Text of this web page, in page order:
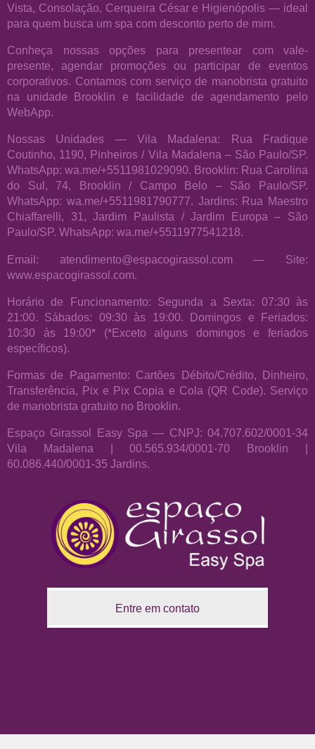
Vista, Consolação, Cerqueira César e Higienópolis — ideal
para quem busca um spa com desconto perto de mim.
Conheça nossas opções para presentear com vale-
presente, agendar promoções ou participar de eventos
corporativos. Contamos com serviço de manobrista gratuito
na unidade Brooklin e facilidade de agendamento pelo
WebApp.
Nossas Unidades — Vila Madalena: Rua Fradique
Coutinho, 1190, Pinheiros / Vila Madalena – São Paulo/SP.
WhatsApp: wa.me/+5511981029090. Brooklin: Rua Carolina
do Sul, 74, Brooklin / Campo Belo – São Paulo/SP.
WhatsApp: wa.me/+5511981790777. Jardins: Rua Maestro
Chiaffarelli, 31, Jardim Paulista / Jardim Europa – São
Paulo/SP. WhatsApp: wa.me/+5511977541218.
Email: atendimento@espacogirassol.com — Site:
www.espacogirassol.com.
Horário de Funcionamento: Segunda a Sexta: 07:30 às
21:00. Sábados: 09:30 às 19:00. Domingos e Feriados:
10:30 às 19:00* (*Exceto alguns domingos e feriados
específicos).
Formas de Pagamento: Cartões Débito/Crédito, Dinheiro,
Transferência, Pix e Pix Copia e Cola (QR Code). Serviço
de manobrista gratuito no Brooklin.
Espaço Girassol Easy Spa — CNPJ: 04.707.602/0001-34
Vila Madalena | 00.565.934/0001-70 Brooklin |
60.086.440/0001-35 Jardins.
Entre em contato